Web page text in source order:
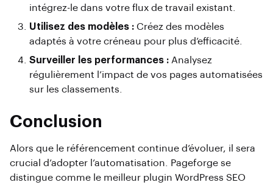
intégrez-le dans votre flux de travail existant.
Utilisez des modèles : Créez des modèles
adaptés à votre créneau pour plus d’efficacité.
Surveiller les performances : Analysez
régulièrement l’impact de vos pages automatisées
sur les classements.
Conclusion
Alors que le référencement continue d’évoluer, il sera
crucial d’adopter l’automatisation. Pageforge se
distingue comme le meilleur plugin WordPress SEO